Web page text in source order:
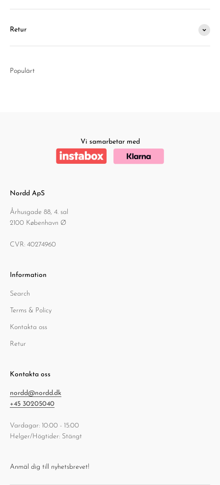
Retur
Populärt
Vi samarbetar med
Nordd ApS
Århusgade 88, 4. sal
2100 København Ø
CVR: 40274960
Information
Search
Terms & Policy
Kontakta oss
Retur
Kontakta oss
nordd@nordd.dk
+45 30205040
Vardagar: 10:00 - 15:00
Helger/Högtider: Stängt
Anmäl dig till nyhetsbrevet!